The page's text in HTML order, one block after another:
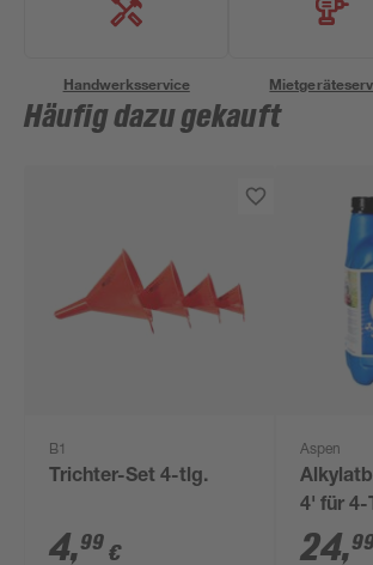
Handwerksservice
Häufig dazu gekauft
B1
Trichter-Set 4-tlg.
4,99 €
Aspen
4' für 4-
5 l
24,